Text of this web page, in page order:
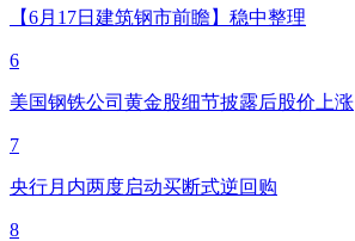
【6月17日建筑钢市前瞻】稳中整理
6
美国钢铁公司黄金股细节披露后股价上涨
7
央行月内两度启动买断式逆回购
8